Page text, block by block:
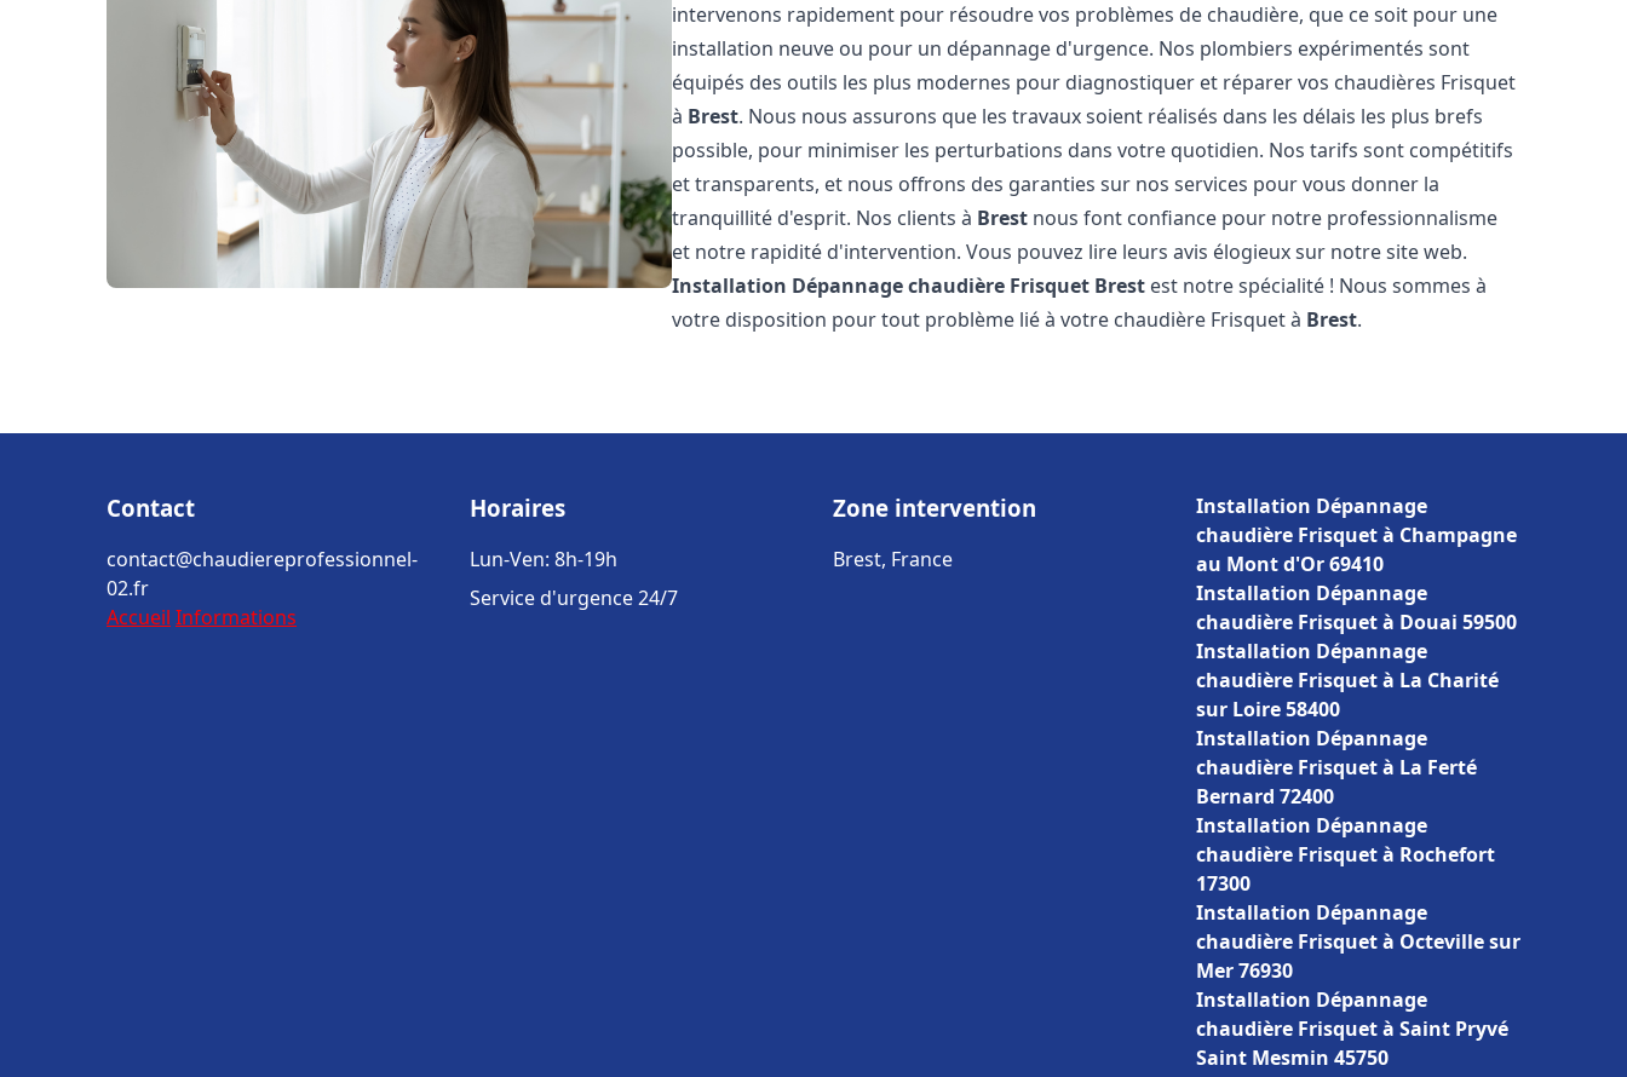
intervenons rapidement pour résoudre vos problèmes de chaudière, que ce soit pour une
installation neuve ou pour un dépannage d'urgence. Nos plombiers expérimentés sont
équipés des outils les plus modernes pour diagnostiquer et réparer vos chaudières Frisquet
à Brest. Nous nous assurons que les travaux soient réalisés dans les délais les plus brefs
possible, pour minimiser les perturbations dans votre quotidien. Nos tarifs sont compétitifs
et transparents, et nous offrons des garanties sur nos services pour vous donner la
tranquillité d'esprit. Nos clients à Brest nous font confiance pour notre professionnalisme
et notre rapidité d'intervention. Vous pouvez lire leurs avis élogieux sur notre site web.
Installation Dépannage chaudière Frisquet Brest est notre spécialité ! Nous sommes à
votre disposition pour tout problème lié à votre chaudière Frisquet à Brest.
Contact
contact@chaudiereprofessionnel-
02.fr
Accueil Informations
Horaires
Lun-Ven: 8h-19h
Service d'urgence 24/7
Zone intervention
Brest, France
Installation Dépannage
chaudière Frisquet à Champagne
au Mont d'Or 69410
Installation Dépannage
chaudière Frisquet à Douai 59500
Installation Dépannage
chaudière Frisquet à La Charité
sur Loire 58400
Installation Dépannage
chaudière Frisquet à La Ferté
Bernard 72400
Installation Dépannage
chaudière Frisquet à Rochefort
17300
Installation Dépannage
chaudière Frisquet à Octeville sur
Mer 76930
Installation Dépannage
chaudière Frisquet à Saint Pryvé
Saint Mesmin 45750